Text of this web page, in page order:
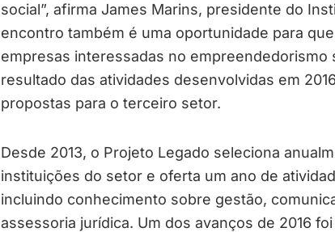
social”, afirma James Marins, presidente do
encontro também é uma oportunidade para
empresas interessadas no empreendedorismo
resultado das atividades desenvolvidas em
propostas para o terceiro setor.
Desde 2013, o Projeto Legado seleciona
instituições do setor e oferta um ano de
incluindo conhecimento sobre gestão,
assessoria jurídica. Um dos avanços de 2016